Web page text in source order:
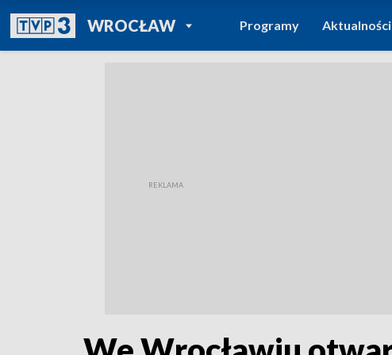
WROCŁAWPOWRÓT DO
TVP REGIONY
Programy Aktualności